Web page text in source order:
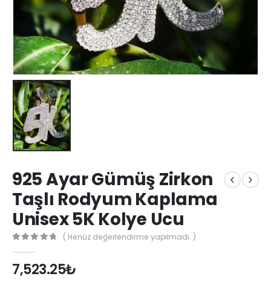
925 Ayar Gümüş Zirkon
Taşlı Rodyum Kaplama
Unisex 5K Kolye Ucu
( Henüz değerlendirme yapılmadı. )
7,523.25₺